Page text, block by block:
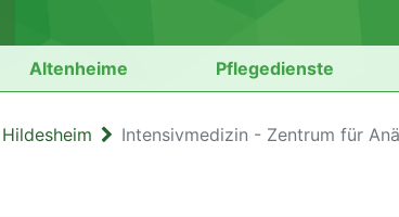
Altenheime Pflegedienste
Intensivmedizin - Zentrum für